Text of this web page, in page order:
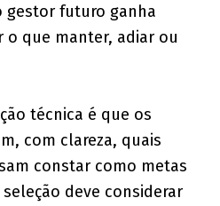
gestor futuro ganha
o que manter, adiar ou
técnica é que os
com clareza, quais
constar como metas
deve considerar